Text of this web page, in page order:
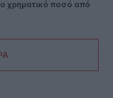
χρηματικό ποσό από